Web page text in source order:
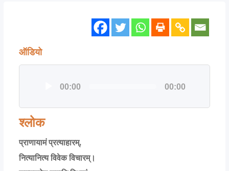
ऑडियो
00:00 00:00
श्लोक
प्राणायामं प्रत्याहारम्,
नित्यानित्य विवेक विचारम्।